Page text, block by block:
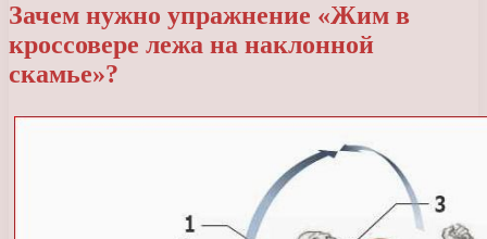
Зачем нужно упражнение «Жим в
кроссовере лежа на наклонной
скамье»?